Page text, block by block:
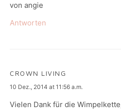
von angie
Antworten
CROWN LIVING
says:
10 Dez., 2014 at 11:56 a.m.
Vielen Dank für die